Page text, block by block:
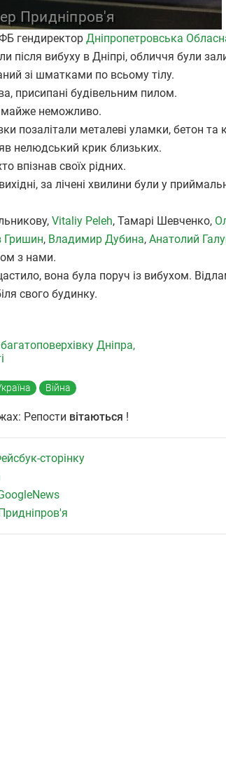
ФБ гендиректор Дніпропетровська
після вибуху в Дніпрі, обличчя були
зі шматками по всьому тілу.
присипані будівельним пилом.
майже неможливо.
позалітали металеві уламки, бетон та
нелюдський крик близьких.
впізнав своїх рідних.
за лічені хвилини були у
Vitaliy Peleh, Тамарі Шевченко,
Гришин, Владимир Дубина, Анатолий
з нами.
вона була поруч із вибухом.
свого будинку.
Дніпра,
Війна
Репости вітаються !
сторінку